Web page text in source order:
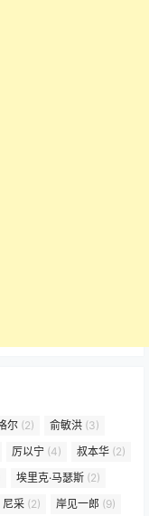
尔 (2) 俞敏洪 (3)
厉以宁 (4) 叔本华 (2)
埃里克·马瑟斯 (2)
尼采 (2) 岸见一郎 (9)